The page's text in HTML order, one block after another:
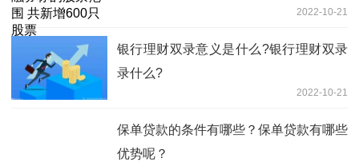
2022-10-21
银行理财双录意义是什么?银行理财双录
录什么?
2022-10-21
保单贷款的条件有哪些？保单贷款有哪些
优势呢？